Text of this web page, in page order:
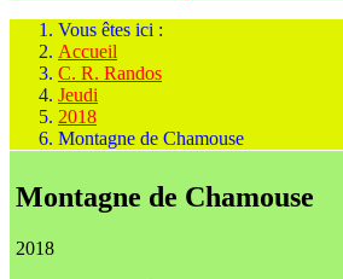
Vous êtes ici :
Accueil
C. R. Randos
Jeudi
2018
Montagne de Chamouse
Montagne de Chamouse
2018